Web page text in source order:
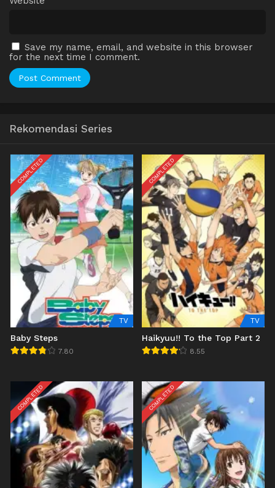
Save my name, email, and website in this browser
for the next time I comment.
Rekomendasi Series
COMPLETED
TV
Baby Steps
7.80
COMPLETED
TV
Haikyuu!! To the Top Part 2
8.55
COMPLETED COMPLETED